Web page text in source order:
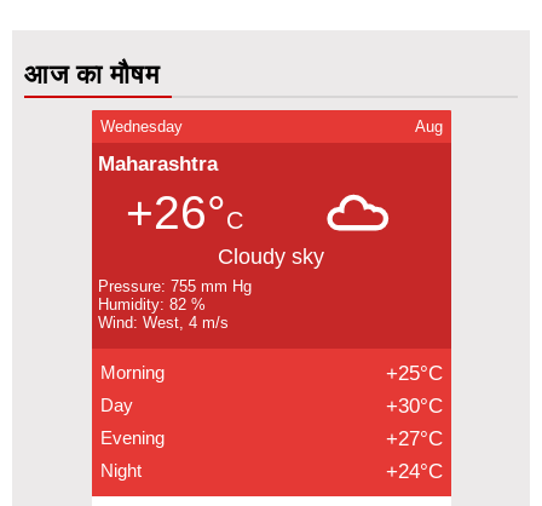
आज का मौषम
Wednesday Aug
Maharashtra
+26°C
Cloudy sky
Pressure: 755 mm Hg
Humidity: 82 %
Wind: West, 4 m/s
Morning +25°C
Day +30°C
Evening +27°C
Night +24°C